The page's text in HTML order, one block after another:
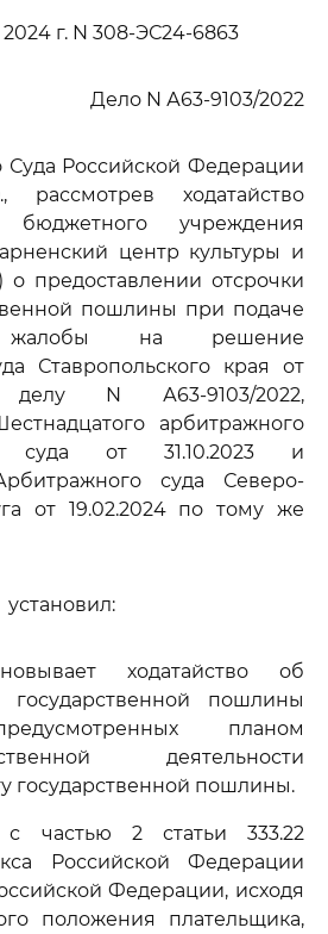
г. N 308-ЭС24-6863
Дело N А63-9103/2022
Суда Российской Федерации
ходатайство
бюджетного учреждения
центр культуры и
о предоставлении отсрочки
пошлины при подаче
жалобы на решение
Ставропольского края от
N А63-9103/2022,
арбитражного
суда от 31.10.2023 и
суда Северо-
от 19.02.2024 по тому же
установил:
ходатайство об
государственной пошлины
планом
деятельности
государственной пошлины.
с частью 2 статьи 333.22
Российской Федерации
Федерации, исходя
положения плательщика,